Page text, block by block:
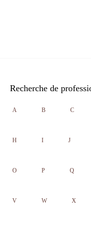
Recherche de
A B C
H I J
O P Q
V W X